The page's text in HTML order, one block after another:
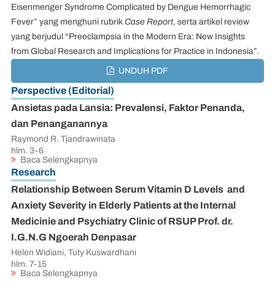
Eisenmenger Syndrome Complicated by Dengue Hemorrhagic
Fever” yang menghuni rubrikCase Report, serta artikel review
yang berjudul “Preeclampsia in the Modern Era: New Insights
from Global Research and Implications for Practice in Indonesia”.
UNDUH PDF
Perspective (Editorial)
Ansietas pada Lansia: Prevalensi, Faktor Penanda,
dan Penanganannya
Raymond R. Tjandrawinata
hlm.3-6
Baca Selengkapnya
Research
Relationship Between Serum Vitamin D Levels and
Anxiety Severity in Elderly Patients at the Internal
Medicinie and Psychiatry Clinic of RSUP Prof. dr.
I.G.N.G Ngoerah Denpasar
Helen Widiani, Tuty Kuswardhani
hlm.7-15
Baca Selengkapnya